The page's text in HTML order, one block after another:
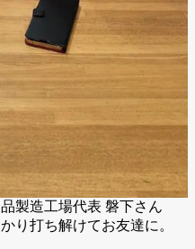
製造工場代表 磐下さん
り打ち解けてお友達に。